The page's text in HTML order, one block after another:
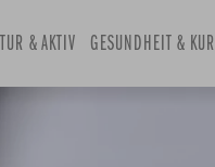
& AKTIV GESUNDHEIT & KUR
select
date.